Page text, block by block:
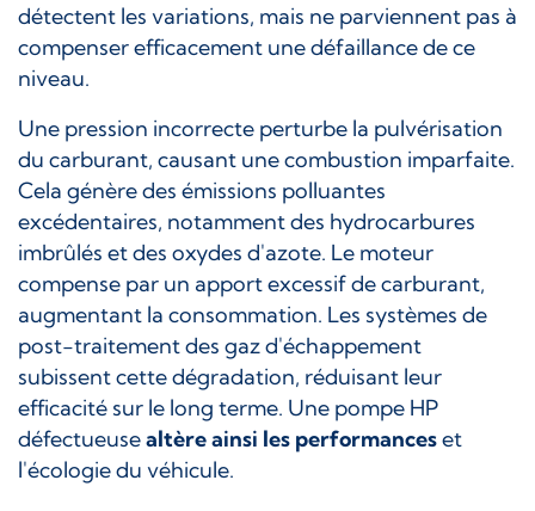
détectent les variations, mais ne parviennent pas à
compenser efficacement une défaillance de ce
niveau.
Une pression incorrecte perturbe la pulvérisation
du carburant, causant une combustion imparfaite.
Cela génère des émissions polluantes
excédentaires, notamment des hydrocarbures
imbrûlés et des oxydes d'azote. Le moteur
compense par un apport excessif de carburant,
augmentant la consommation. Les systèmes de
post-traitement des gaz d'échappement
subissent cette dégradation, réduisant leur
efficacité sur le long terme. Une pompe HP
défectueusealtère ainsi les performanceset
l'écologie du véhicule.